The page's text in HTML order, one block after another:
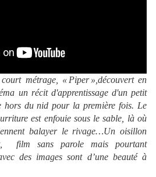
métrage, « Piper »,découvert en
un récit d'apprentissage d'un petit
hors du nid pour la première fois. Le
est enfouie sous le sable, là où
balayer le rivage…Un oisillon
film sans parole mais pourtant
des images sont d’une beauté à